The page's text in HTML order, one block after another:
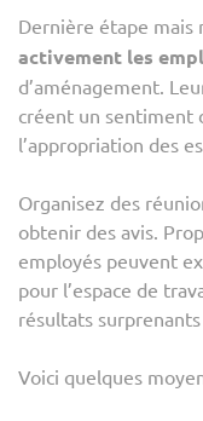
Dernière étape mais
activement les
d’aménagement.
créent un sentiment
l’appropriation des
Organisez des
obtenir des avis.
employés peuvent
pour l’espace de
résultats
Voici quelques